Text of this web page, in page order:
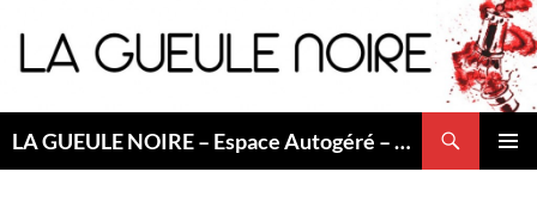
au
contenu
LA GUEULE NOIRE – Espace Autogéré – Saint Etienne